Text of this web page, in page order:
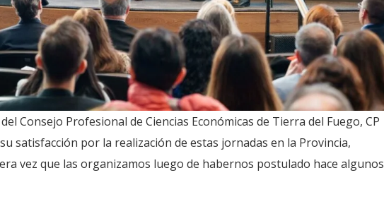
Consejo Profesional de Ciencias Económicas de Tierra del Fuego, CP
satisfacción por la realización de estas jornadas en la Provincia,
vez que las organizamos luego de habernos postulado hace algunos